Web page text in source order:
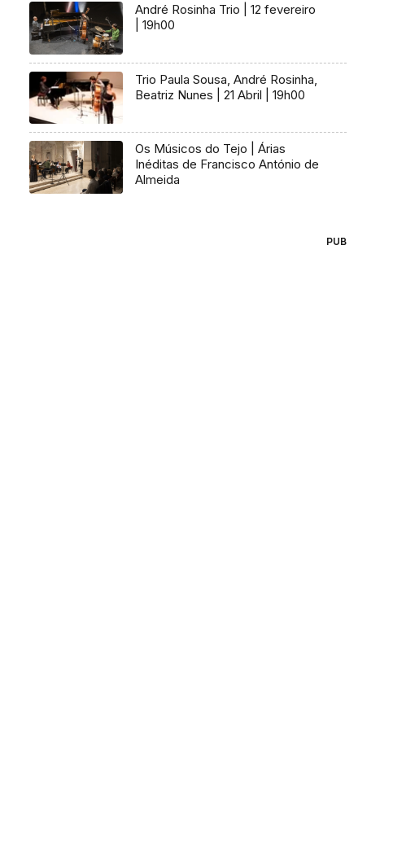
André Rosinha Trio | 12 fevereiro
| 19h00
Trio Paula Sousa, André Rosinha,
Beatriz Nunes | 21 Abril | 19h00
Os Músicos do Tejo | Árias
Inéditas de Francisco António de
Almeida
PUB